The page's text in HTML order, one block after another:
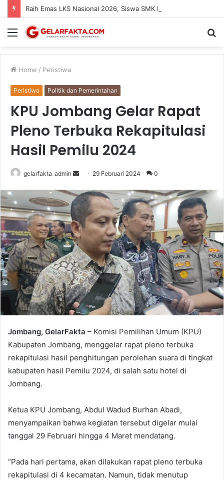
Menu
Home / Peristiwa
Peristiwa Politik dan Pemerintahan
KPU Jombang Gelar Rapat
Pleno Terbuka Rekapitulasi
Hasil Pemilu 2024
gelarfakta_admin
Send
email
29 Februari 2024 0
Jombang, GelarFakta – Komisi Pemilihan Umum (KPU)
Kabupaten Jombang, menggelar rapat pleno terbuka
rekapitulasi hasil penghitungan perolehan suara di tingkat
kabupaten hasil Pemilu 2024, di salah satu hotel di
Jombang.
Ketua KPU Jombang, Abdul Wadud Burhan Abadi,
menyampaikan bahwa kegiatan tersebut digelar mulai
tanggal 29 Februari hingga 4 Maret mendatang.
“Pada hari pertama, akan dilakukan rapat pleno terbuka
rekapitulasi di 4 kecamatan. Namun, tidak menutup